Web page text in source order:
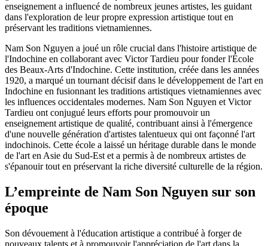
enseignement a influencé de nombreux jeunes artistes, les guidant
dans l'exploration de leur propre expression artistique tout en
préservant les traditions vietnamiennes.
Nam Son Nguyen a joué un rôle crucial dans l'histoire artistique de
l'Indochine en collaborant avec Victor Tardieu pour fonder l'École
des Beaux-Arts d'Indochine. Cette institution, créée dans les années
1920, a marqué un tournant décisif dans le développement de l'art en
Indochine en fusionnant les traditions artistiques vietnamiennes avec
les influences occidentales modernes. Nam Son Nguyen et Victor
Tardieu ont conjugué leurs efforts pour promouvoir un
enseignement artistique de qualité, contribuant ainsi à l'émergence
d'une nouvelle génération d'artistes talentueux qui ont façonné l'art
indochinois. Cette école a laissé un héritage durable dans le monde
de l'art en Asie du Sud-Est et a permis à de nombreux artistes de
s'épanouir tout en préservant la riche diversité culturelle de la région.
L’empreinte de Nam Son Nguyen sur son
époque
Son dévouement à l'éducation artistique a contribué à forger de
nouveaux talents et à promouvoir l'appréciation de l'art dans la